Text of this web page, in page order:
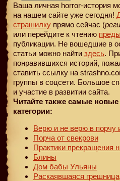
Ваша личная horror-история
на нашем сайте уже сегодня!
страшилку прямо сейчас (
или перейдите к чтению
публикации. Не вошедшие в
статьи можно найти здесь.
понравившихся историй,
ставить ссылку на
группы в соцсети. Большое
и участие в развитии сайта.
Читайте также самые
категории:
Верю и не верю в порчу
Порча от свекрови
Практики прекращения
Блины
Дом бабы Ульяны
Раскаявшаяся грешница